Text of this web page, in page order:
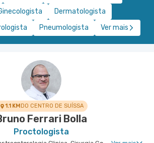
Dermatologista
Pneumologista Ver mais
1.1 KMDO CENTRO DE SUÍSSA
Ferrari Bolla
Proctologista